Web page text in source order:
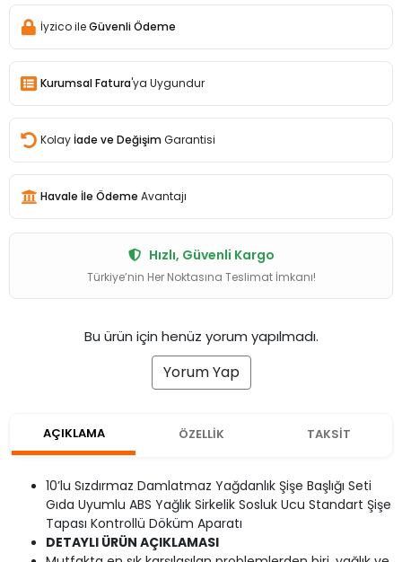
İyzico ileGüvenli Ödeme
Kurumsal Fatura'ya Uygundur
Kolay İade ve Değişim Garantisi
Havale İle Ödeme Avantajı
Hızlı, Güvenli Kargo
Türkiye’nin Her Noktasına Teslimat İmkanı!
Bu ürün için henüz yorum yapılmadı.
Yorum Yap
AÇIKLAMA ÖZELLİK TAKSİT
10’lu Sızdırmaz Damlatmaz Yağdanlık Şişe Başlığı Seti
Gıda Uyumlu ABS Yağlık Sirkelik Sosluk Ucu Standart Şişe
Tapası Kontrollü Döküm Aparatı
DETAYLI ÜRÜN AÇIKLAMASI